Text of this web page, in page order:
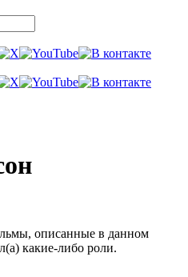
описанные в данном
какие-либо роли.